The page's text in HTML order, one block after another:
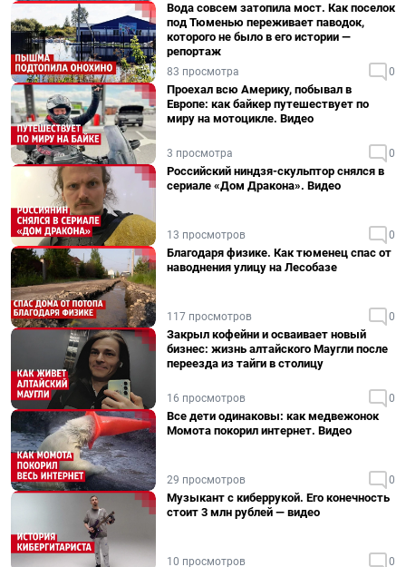
Вода совсем затопила мост. Как поселок
под Тюменью переживает паводок,
которого не было в его истории —
репортаж
83 просмотра 0
Проехал всю Америку, побывал в
Европе: как байкер путешествует по
миру на мотоцикле. Видео
3 просмотра 0
Российский ниндзя-скульптор снялся в
сериале «Дом Дракона». Видео
13 просмотров 0
Благодаря физике. Как тюменец спас от
наводнения улицу на Лесобазе
117 просмотров 0
Закрыл кофейни и осваивает новый
бизнес: жизнь алтайского Маугли после
переезда из тайги в столицу
16 просмотров 0
Все дети одинаковы: как медвежонок
Момота покорил интернет. Видео
29 просмотров 0
Музыкант с киберрукой. Его конечность
стоит 3 млн рублей — видео
10 просмотров 0